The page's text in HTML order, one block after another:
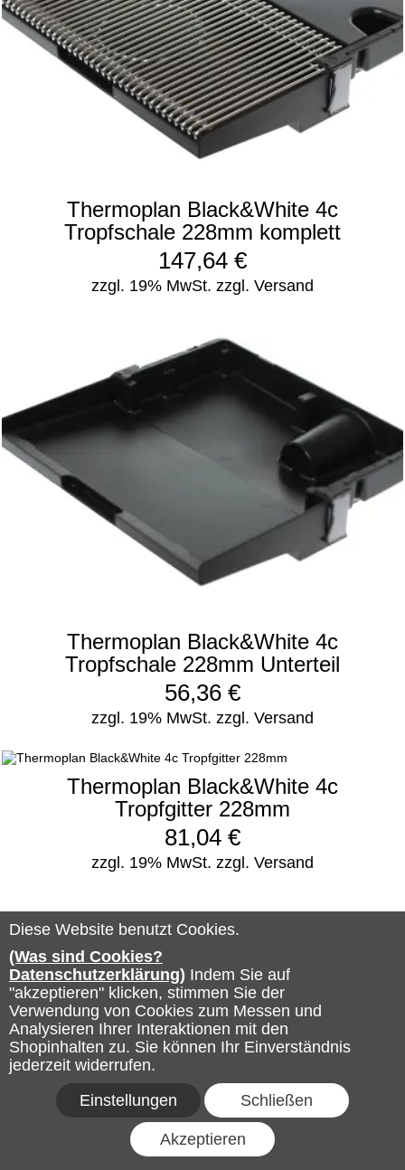
Diese Website benutzt Cookies.
(Was sind Cookies?
Datenschutzerklärung) Indem Sie auf
"akzeptieren" klicken, stimmen Sie der
Verwendung von Cookies zum Messen und
Analysieren Ihrer Interaktionen mit den
Shopinhalten zu. Sie können Ihr Einverständnis
jederzeit widerrufen.
Einstellungen
Schließen
Akzeptieren
Thermoplan Black&White 4c
Tropfschale 228mm komplett
zzgl. 19% MwSt. zzgl. Versand
147,64 €
Thermoplan Black&White 4c
Tropfschale 228mm Unterteil
zzgl. 19% MwSt. zzgl. Versand
56,36 €
Thermoplan Black&White 4c
Tropfgitter 228mm
zzgl. 19% MwSt. zzgl. Versand
81,04 €